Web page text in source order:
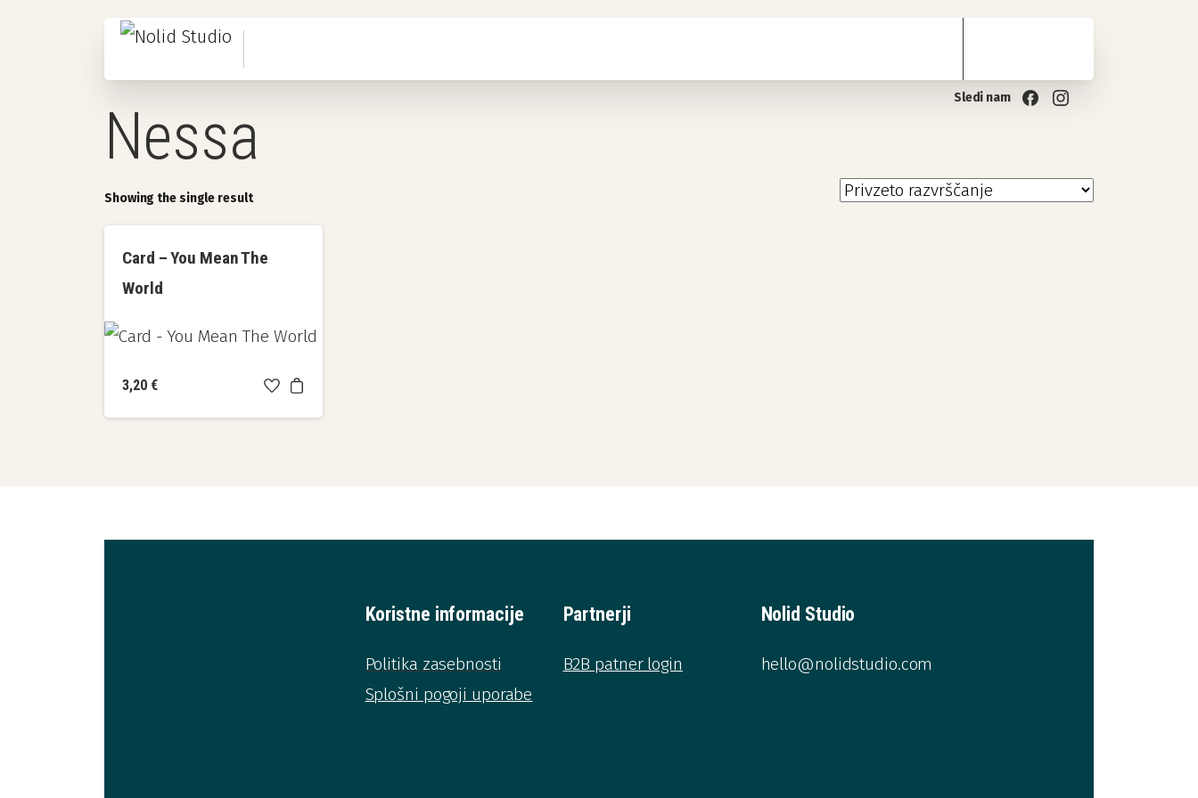
Sledi nam
Nessa
Showing the single result
Card – You Mean The
World
3,20 €
Koristne informacije
Politika zasebnosti
Splošni pogoji uporabe
Partnerji
B2B patner login
Nolid Studio
hello@nolidstudio.com